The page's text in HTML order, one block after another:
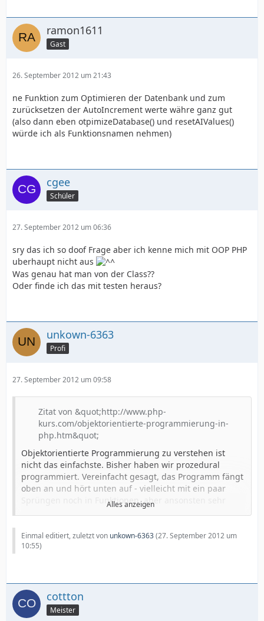
ramon1611
Gast
26. September 2012 um 21:43
ne Funktion zum Optimieren der Datenbank und zum
zurücksetzen der AutoIncrement werte währe ganz gut
(also dann eben otpimizeDatabase() und resetAIValues()
würde ich als Funktionsnamen nehmen)
cgee
Schüler
27. September 2012 um 06:36
sry das ich so doof Frage aber ich kenne mich mit OOP PHP
uberhaupt nicht aus
Was genau hat man von der Class??
Oder finde ich das mit testen heraus?
unkown-6363
Profi
27. September 2012 um 09:58
Zitat von &quot;http://www.php-
kurs.com/objektorientierte-programmierung-in-
php.htm&quot;
Objektorientierte Programmierung zu verstehen ist
nicht das einfachste. Bisher haben wir prozedural
programmiert. Vereinfacht gesagt, das Programm fängt
oben an und hört unten auf - vielleicht mit ein paar
Sprüngen noch in Funktionen, aber ansonsten sehr
Bei der Objektorientierten Programmierung ist die
Zielsetzung, dass
der Quellcode übersichtlicher wird
zukünftige Erweiterungen einfach werden.
Alles anzeigen
Einmal editiert, zuletzt von unkown-6363(27. September 2012 um
10:55)
cottton
Meister